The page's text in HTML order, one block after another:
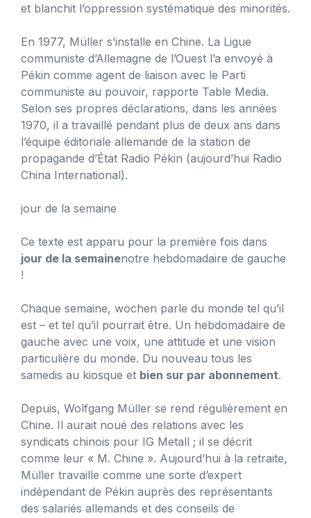
et blanchit l’oppression systématique des minorités.
En 1977, Müller s’installe en Chine. La Ligue
communiste d’Allemagne de l’Ouest l’a envoyé à
Pékin comme agent de liaison avec le Parti
communiste au pouvoir, rapporte Table Media.
Selon ses propres déclarations, dans les années
1970, il a travaillé pendant plus de deux ans dans
l’équipe éditoriale allemande de la station de
propagande d’État Radio Pékin (aujourd’hui Radio
China International).
jour de la semaine
Ce texte est apparu pour la première fois dans
jour de la semainenotre hebdomadaire de gauche
!
Chaque semaine, wochen parle du monde tel qu’il
est – et tel qu’il pourrait être. Un hebdomadaire de
gauche avec une voix, une attitude et une vision
particulière du monde. Du nouveau tous les
samedis au kiosque et bien sur par abonnement.
Depuis, Wolfgang Müller se rend régulièrement en
Chine. Il aurait noué des relations avec les
syndicats chinois pour IG Metall ; il se décrit
comme leur « M. Chine ». Aujourd’hui à la retraite,
Müller travaille comme une sorte d’expert
indépendant de Pékin auprès des représentants
des salariés allemands et des conseils de